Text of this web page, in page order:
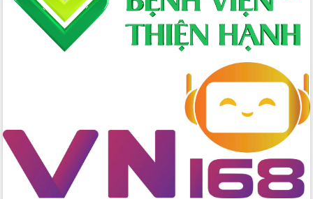
địa chính, hoàn thiện cơ sở dữ liệu đất
Ứng dụng sinh trắc học - Bước tiến
trong hành trình chuyển đổi số tại Đắk
nghệ, hướng tới phát triển thủy sản
bền vững
Tập huấn nâng cao năng lực triển khai
chuyển đổi số cho cán bộ, công chức
cấp xã